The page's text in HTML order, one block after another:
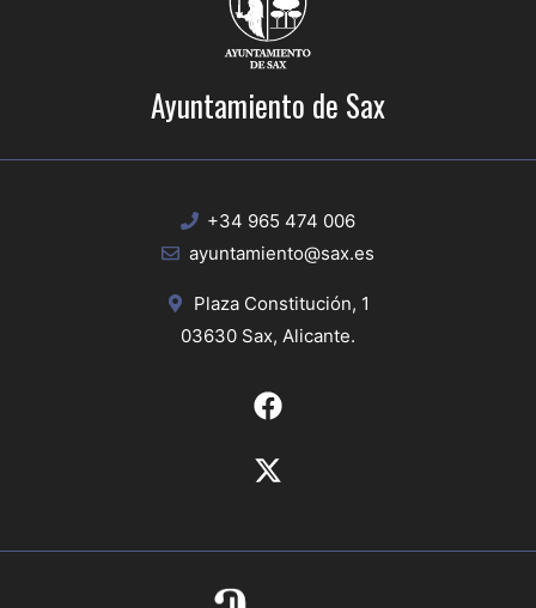
Ayuntamiento de Sax
+34 965 474 006
ayuntamiento@sax.es
Plaza Constitución, 1
03630 Sax, Alicante.